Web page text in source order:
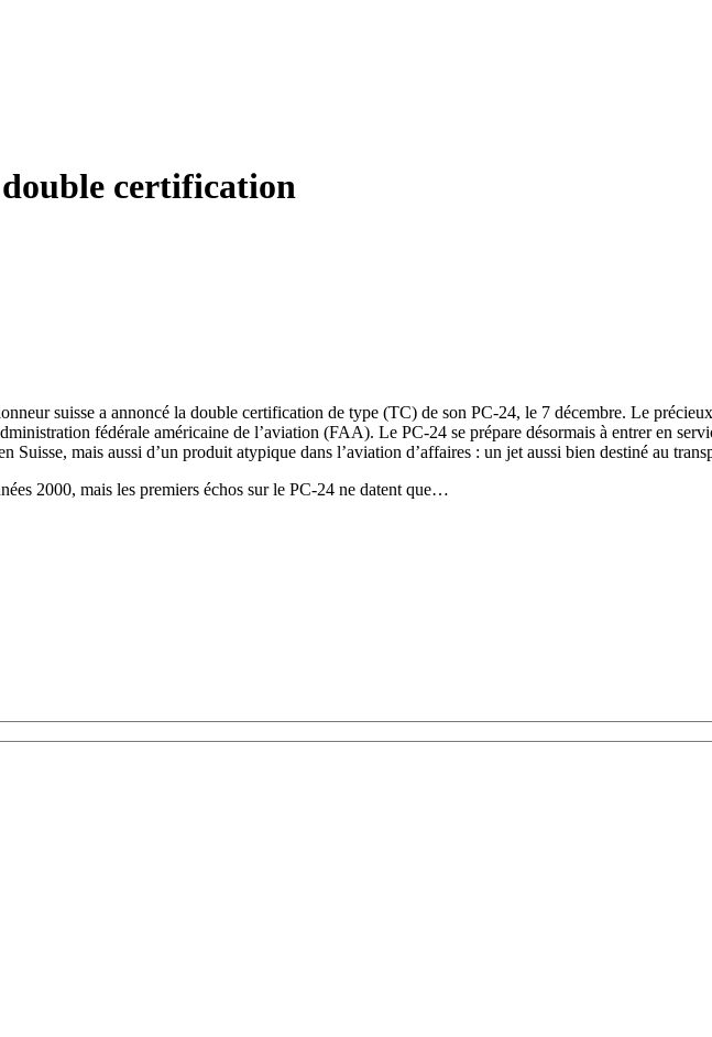
certification
suisse a annoncé la double certification de type (TC) de son PC-24, le 7 décembre. Le
fédérale américaine de l’aviation (FAA). Le PC-24 se prépare désormais à entrer en
Suisse, mais aussi d’un produit atypique dans l’aviation d’affaires : un jet aussi bien destiné au
2000, mais les premiers échos sur le PC-24 ne datent que…